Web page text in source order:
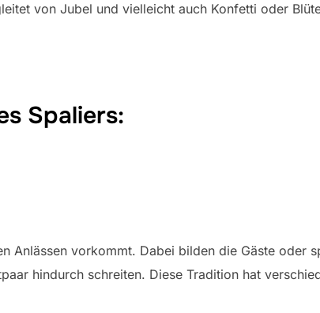
von Jubel und vielleicht auch Konfetti oder
Spaliers:
vorkommt. Dabei bilden die Gäste oder
hindurch schreiten. Diese Tradition hat